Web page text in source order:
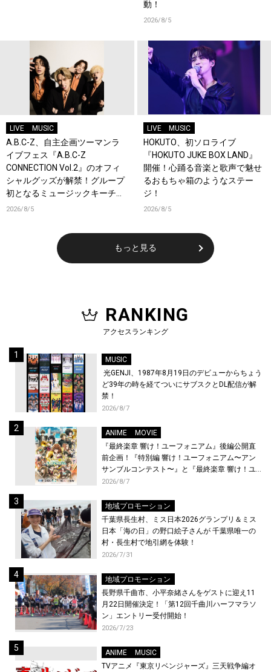
動！
2026/8/5
LIVE MUSIC
A.B.C-Z、自主企画ツーマンラ
イブフェス『A.B.C-Z
CONNECTION Vol.2』のオフィ
シャルグッズが解禁！グループ
初となるミュージックキーチェ
ーンが登場！
2026/8/5
LIVE MUSIC
HOKUTO、初ソロライブ
『HOKUTO JUKE BOX LAND』
開催！心踊る音楽と歌声で魅せ
るおもちゃ箱のようなステー
ジ！
2026/8/5
もっと見る
RANKING
アクセスランキング
MUSIC
光GENJI、1987年8月19日のデビューからちょう
ど39年の時を経てついにサブスクとDL配信が解
禁！
2026/8/7
ANIME
MOVIE
『最終楽章 響け！ユーフォニアム』後編公開直
前企画！『特別編 響け！ユーフォニアム〜アン
サンブルコンテスト〜』と『最終楽章 響け！ユ
ーフォニアム』前編の一挙上映が決定！
2026/8/7
地域プロモーション
千葉県長生村、ミス日本2026グランプリ＆ミス
日本「海の日」の野口絵子さんが 千葉県唯一の
村・長生村で地引網を体験！
2026/7/31
地域プロモーション
長野県千曲市、小平奈緒さんをゲストに迎え11
月22日開催決定！「第12回千曲川ハーフマラソ
ン」エントリー受付開始！
2026/7/23
ANIME
MUSIC
TVアニメ『東京リベンジャーズ』三天戦争編オ